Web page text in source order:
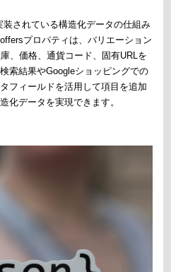
されている構造化データの仕組み
プロパティは、バリエーション
、価格、通貨コード、固有URLを
索結果やGoogleショッピングでの
フィールドを活用して項目を追加
化データを実現できます。